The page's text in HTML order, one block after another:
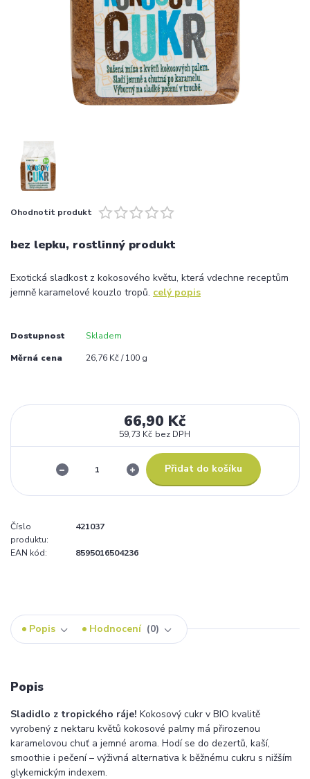
Ohodnotit produkt
bez lepku, rostlinný produkt
Exotická sladkost z kokosového květu, která vdechne receptům
jemně karamelové kouzlo tropů. celý popis
Dostupnost Skladem
Měrná cena 26,76 Kč / 100 g
66,90 Kč
59,73 Kč bez DPH
Přidat do košíku
Číslo
produktu:
421037
EAN kód: 8595016504236
Popis Hodnocení 0
Popis
Sladidlo z tropického ráje! Kokosový cukr v BIO kvalitě
vyrobený z nektaru květů kokosové palmy má přirozenou
karamelovou chuť a jemné aroma. Hodí se do dezertů, kaší,
smoothie i pečení – výživná alternativa k běžnému cukru s nižším
glykemickým indexem.